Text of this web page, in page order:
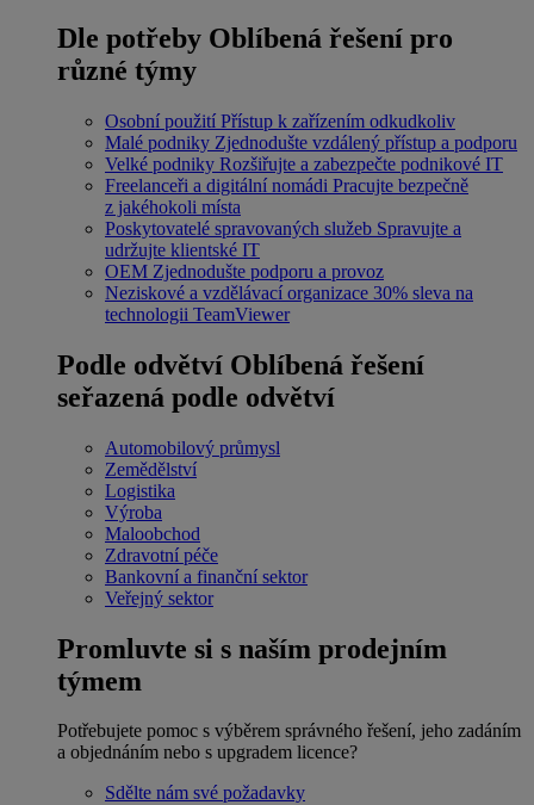
Dle potřeby Oblíbená řešení pro
různé týmy
Osobní použití Přístup k zařízením odkudkoliv
Malé podniky Zjednodušte vzdálený přístup a podporu
Velké podniky Rozšiřujte a zabezpečte podnikové IT
Freelanceři a digitální nomádi Pracujte bezpečně
z jakéhokoli místa
Poskytovatelé spravovaných služeb Spravujte a
udržujte klientské IT
OEM Zjednodušte podporu a provoz
Neziskové a vzdělávací organizace 30% sleva na
technologii TeamViewer
Podle odvětví Oblíbená řešení
seřazená podle odvětví
Automobilový průmysl
Zemědělství
Logistika
Výroba
Maloobchod
Zdravotní péče
Bankovní a finanční sektor
Veřejný sektor
Promluvte si s naším prodejním
týmem
Potřebujete pomoc s výběrem správného řešení, jeho zadáním
a objednáním nebo s upgradem licence?
Sdělte nám své požadavky